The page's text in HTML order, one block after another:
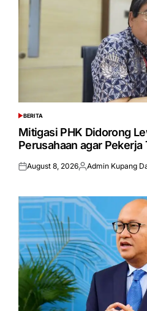
POSTED
IN
BERITA
Mitigasi PHK Didorong
Perusahaan agar Pekerja
Posted
August 8, 2026Posted
Admin Kupang